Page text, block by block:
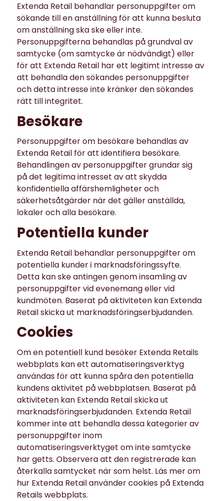
Extenda Retail behandlar personuppgifter om
sökande till en anställning för att kunna besluta
om anställning ska ske eller inte.
Personuppgifterna behandlas på grundval av
samtycke (om samtycke är nödvändigt) eller
för att Extenda Retail har ett legitimt intresse av
att behandla den sökandes personuppgifter
och detta intresse inte kränker den sökandes
rätt till integritet.
Besökare
Personuppgifter om besökare behandlas av
Extenda Retail för att identifiera besökare.
Behandlingen av personuppgifter grundar sig
på det legitima intresset av att skydda
konfidentiella affärshemligheter och
säkerhetsåtgärder när det gäller anställda,
lokaler och alla besökare.
Potentiella kunder
Extenda Retail behandlar personuppgifter om
potentiella kunder i marknadsföringssyfte.
Detta kan ske antingen genom insamling av
personuppgifter vid evenemang eller vid
kundmöten. Baserat på aktiviteten kan Extenda
Retail skicka ut marknadsföringserbjudanden.
Cookies
Om en potentiell kund besöker Extenda Retails
webbplats kan ett automatiseringsverktyg
användas för att kunna spåra den potentiella
kundens aktivitet på webbplatsen. Baserat på
aktiviteten kan Extenda Retail skicka ut
marknadsföringserbjudanden. Extenda Retail
kommer inte att behandla dessa kategorier av
personuppgifter inom
automatiseringsverktyget om inte samtycke
har getts. Observera att den registrerade kan
återkalla samtycket när som helst. Läs mer om
hur Extenda Retail använder cookies på Extenda
Retails webbplats.